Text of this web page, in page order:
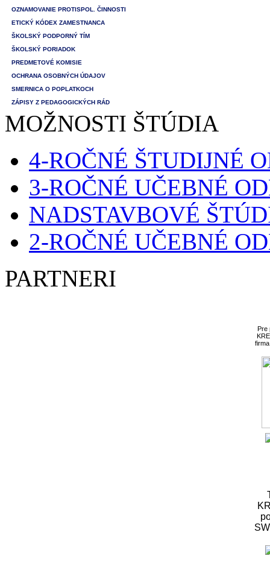
OZNAMOVANIE PROTISPOL. ČINNOSTI
ETICKÝ KÓDEX ZAMESTNANCA
ŠKOLSKÝ PODPORNÝ TÍM
ŠKOLSKÝ PORIADOK
PREDMETOVÉ KOMISIE
OCHRANA OSOBNÝCH ÚDAJOV
SMERNICA O POPLATKOCH
ZÁPISY Z PEDAGOGICKÝCH RÁD
MOŽNOSTI ŠTÚDIA
4-ROČNÉ ŠTUDIJNÉ
3-ROČNÉ UČEBNÉ
NADSTAVBOVÉ
2-ROČNÉ UČEBNÉ
PARTNERI
Pre